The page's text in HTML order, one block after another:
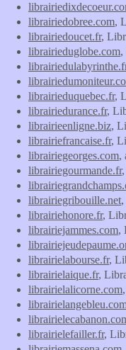
librairiedobree.com,
librairiedoucet.fr,
librairieduglobe.com,
librairieduquebec.fr,
librairiedurance.fr,
librairieenligne.biz,
librairiefrancaise.fr,
librairiegeorges.com,
librairiegourmande.fr
librairiegribouille.net
librairiehonore.fr,
librairiejammes.com,
librairielabourse.fr,
librairielaique.fr,
librairielalicorne.com
librairielefailler.fr,